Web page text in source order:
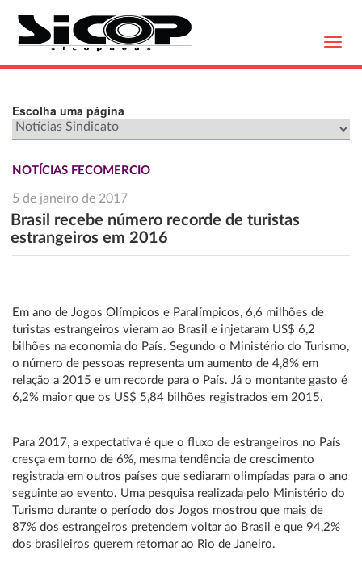
Escolha uma página
NOTÍCIAS FECOMERCIO
5 de janeiro de 2017
Brasil recebe número recorde de turistas
estrangeiros em 2016
Em ano de Jogos Olímpicos e Paralímpicos, 6,6 milhões de
turistas estrangeiros vieram ao Brasil e injetaram US$ 6,2
bilhões na economia do País. Segundo o Ministério do Turismo,
o número de pessoas representa um aumento de 4,8% em
relação a 2015 e um recorde para o País. Já o montante gasto é
6,2% maior que os US$ 5,84 bilhões registrados em 2015.
Para 2017, a expectativa é que o fluxo de estrangeiros no País
cresça em torno de 6%, mesma tendência de crescimento
registrada em outros países que sediaram olimpíadas para o ano
seguinte ao evento. Uma pesquisa realizada pelo Ministério do
Turismo durante o período dos Jogos mostrou que mais de
87% dos estrangeiros pretendem voltar ao Brasil e que 94,2%
dos brasileiros querem retornar ao Rio de Janeiro.